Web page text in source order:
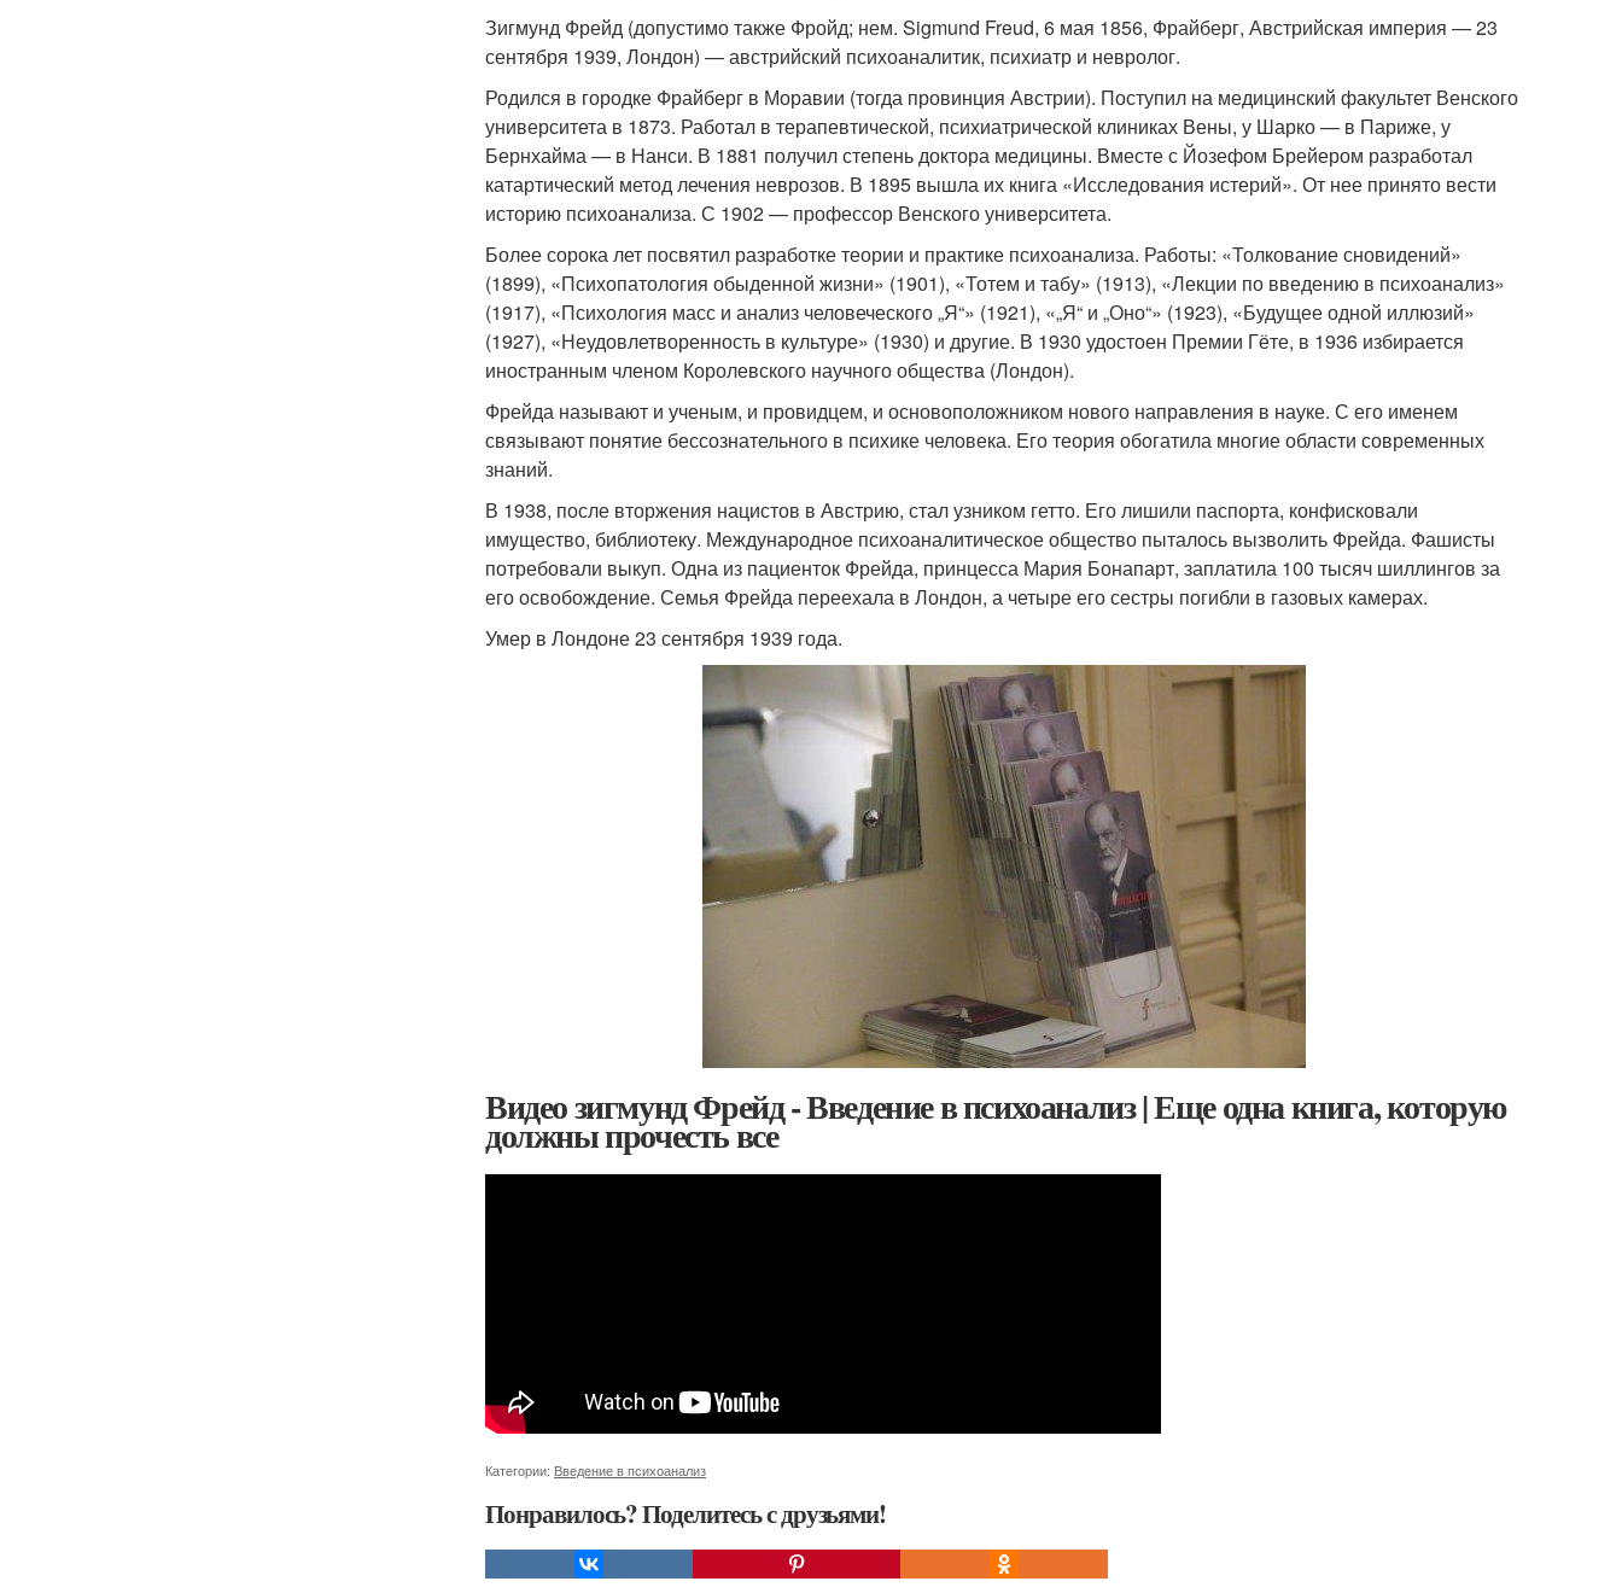
Зигмунд Фрейд (допустимо также Фройд; нем. Sigmund Freud, 6 мая 1856, Фрайберг, Австрийская империя — 23
сентября 1939, Лондон) — австрийский психоаналитик, психиатр и невролог.
Родился в городке Фрайберг в Моравии (тогда провинция Австрии). Поступил на медицинский факультет Венского
университета в 1873. Работал в терапевтической, психиатрической клиниках Вены, у Шарко — в Париже, у
Бернхайма — в Нанси. В 1881 получил степень доктора медицины. Вместе с Йозефом Брейером разработал
катартический метод лечения неврозов. В 1895 вышла их книга «Исследования истерий». От нее принято вести
историю психоанализа. С 1902 — профессор Венского университета.
Более сорока лет посвятил разработке теории и практике психоанализа. Работы: «Толкование сновидений»
(1899), «Психопатология обыденной жизни» (1901), «Тотем и табу» (1913), «Лекции по введению в психоанализ»
(1917), «Психология масс и анализ человеческого „Я“» (1921), «„Я“ и „Оно“» (1923), «Будущее одной иллюзий»
(1927), «Неудовлетворенность в культуре» (1930) и другие. В 1930 удостоен Премии Гёте, в 1936 избирается
иностранным членом Королевского научного общества (Лондон).
Фрейда называют и ученым, и провидцем, и основоположником нового направления в науке. С его именем
связывают понятие бессознательного в психике человека. Его теория обогатила многие области современных
знаний.
В 1938, после вторжения нацистов в Австрию, стал узником гетто. Его лишили паспорта, конфисковали
имущество, библиотеку. Международное психоаналитическое общество пыталось вызволить Фрейда. Фашисты
потребовали выкуп. Одна из пациенток Фрейда, принцесса Мария Бонапарт, заплатила 100 тысяч шиллингов за
его освобождение. Семья Фрейда переехала в Лондон, а четыре его сестры погибли в газовых камерах.
Умер в Лондоне 23 сентября 1939 года.
Видео зигмунд Фрейд - Введение в психоанализ | Еще одна книга, которую
должны прочесть все
Категории: Введение в психоанализ
Понравилось? Поделитесь с друзьями!